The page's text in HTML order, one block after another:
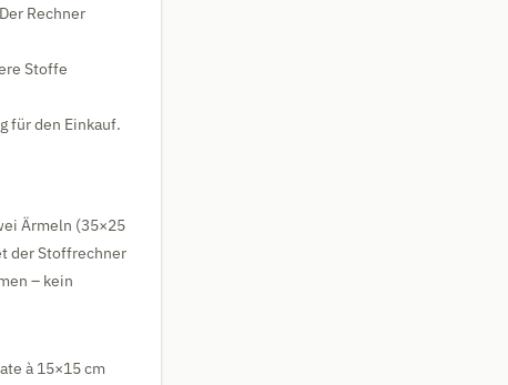
Rechner
Stoffe
für den Einkauf.
Ärmeln (35×25
der Stoffrechner
– kein
à 15×15 cm